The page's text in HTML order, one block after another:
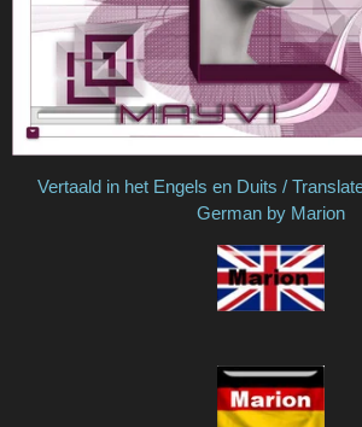
Vertaald in het Engels en Duits /
German by Marion